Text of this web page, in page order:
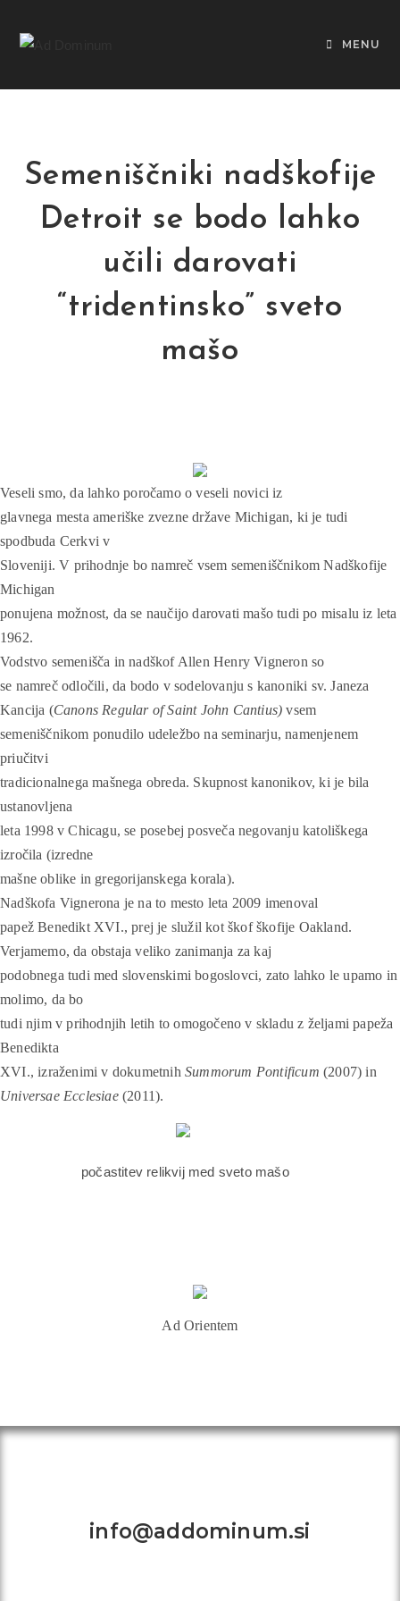
MENU
Semeniščniki nadškofije
Detroit se bodo lahko
učili darovati
“tridentinsko” sveto
mašo
Veseli smo, da lahko poročamo o veseli novici iz
glavnega mesta ameriške zvezne države Michigan, ki je tudi
spodbuda Cerkvi v
Sloveniji. V prihodnje bo namreč vsem semeniščnikom Nadškofije
Michigan
ponujena možnost, da se naučijo darovati mašo tudi po misalu iz leta
1962.
Vodstvo semenišča in nadškof Allen Henry Vigneron so
se namreč odločili, da bodo v sodelovanju s kanoniki sv. Janeza
Kancija (Canons Regular of Saint John Cantius)vsem
semeniščnikom ponudilo udeležbo na seminarju, namenjenem
priučitvi
tradicionalnega mašnega obreda. Skupnost kanonikov, ki je bila
ustanovljena
leta 1998 v Chicagu, se posebej posveča negovanju katoliškega
izročila (izredne
mašne oblike in gregorijanskega korala).
Nadškofa Vignerona je na to mesto leta 2009 imenoval
papež Benedikt XVI., prej je služil kot škof škofije Oakland.
Verjamemo, da obstaja veliko zanimanja za kaj
podobnega tudi med slovenskimi bogoslovci, zato lahko le upamo in
molimo, da bo
tudi njim v prihodnjih letih to omogočeno v skladu z željami papeža
Benedikta
XVI., izraženimiv dokumetnihSummorum Pontificum (2007) in
Universae Ecclesiae(2011).
počastitev relikvij med sveto mašo
Ad Orientem
info@addominum.si